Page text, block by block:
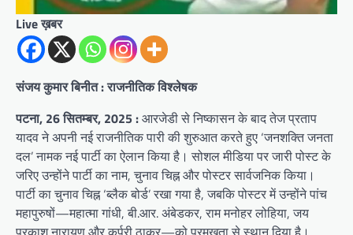
Live ख़बर
संजय कुमार बिनीत : राजनीतिक विश्लेषक
पटना, 26 सितम्बर, 2025 :आरजेडी से निष्कासन के बाद तेज प्रताप
यादव ने अपनी नई राजनीतिक पारी की शुरुआत करते हुए ‘जनशक्ति जनता
दल’ नामक नई पार्टी का ऐलान किया है। सोशल मीडिया पर जारी पोस्ट के
जरिए उन्होंने पार्टी का नाम, चुनाव चिह्न और पोस्टर सार्वजनिक किया।
पार्टी का चुनाव चिह्न ‘ब्लैक बोर्ड’ रखा गया है, जबकि पोस्टर में उन्होंने पांच
महापुरुषों—महात्मा गांधी, बी.आर. अंबेडकर, राम मनोहर लोहिया, जय